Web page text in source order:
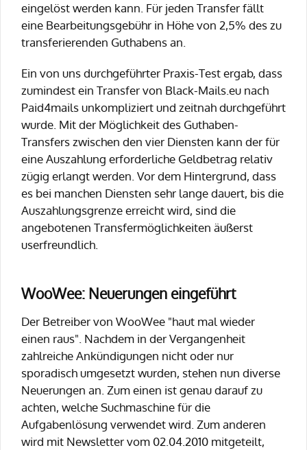
eingelöst werden kann. Für jeden Transfer fällt
eine Bearbeitungsgebühr in Höhe von 2,5% des zu
transferierenden Guthabens an.
Ein von uns durchgeführter Praxis-Test ergab, dass
zumindest ein Transfer von Black-Mails.eu nach
Paid4mails unkompliziert und zeitnah durchgeführt
wurde. Mit der Möglichkeit des Guthaben-
Transfers zwischen den vier Diensten kann der für
eine Auszahlung erforderliche Geldbetrag relativ
zügig erlangt werden. Vor dem Hintergrund, dass
es bei manchen Diensten sehr lange dauert, bis die
Auszahlungsgrenze erreicht wird, sind die
angebotenen Transfermöglichkeiten äußerst
userfreundlich.
WooWee: Neuerungen eingeführt
Der Betreiber von WooWee "haut mal wieder
einen raus". Nachdem in der Vergangenheit
zahlreiche Ankündigungen nicht oder nur
sporadisch umgesetzt wurden, stehen nun diverse
Neuerungen an. Zum einen ist genau darauf zu
achten, welche Suchmaschine für die
Aufgabenlösung verwendet wird. Zum anderen
wird mit Newsletter vom 02.04.2010 mitgeteilt,